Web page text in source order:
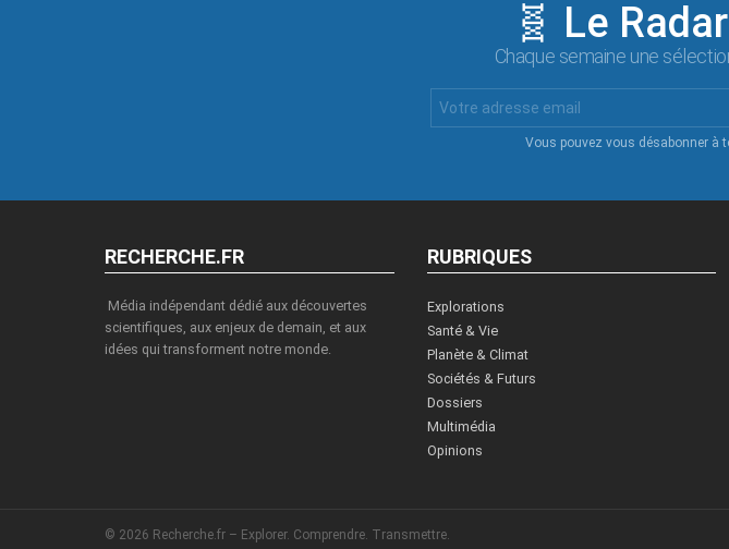
🧬 Le
Chaque semaine une
Email
:
Vous pouvez vous désabonner à
RECHERCHE.FR
Média indépendant dédié aux découvertes
scientifiques, aux enjeux de demain, et aux
idées qui transforment notre monde.
RUBRIQUES
Explorations
Santé & Vie
Planète & Climat
Sociétés & Futurs
Dossiers
Multimédia
Opinions
© 2026 Recherche.fr – Explorer. Comprendre. Transmettre.